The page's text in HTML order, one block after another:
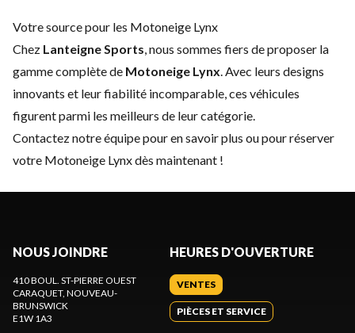
Votre source pour les Motoneige Lynx
Chez Lanteigne Sports , nous sommes fiers de proposer la
gamme complète de Motoneige Lynx . Avec leurs designs
innovants et leur fiabilité incomparable, ces véhicules
figurent parmi les meilleurs de leur catégorie.
Contactez notre équipepour en savoir plus ou pour réserver
votre Motoneige Lynx dès maintenant !
NOUS JOINDRE
410 BOUL. ST-PIERRE OUEST
CARAQUET, NOUVEAU-
BRUNSWICK
E1W 1A3
HEURES D'OUVERTURE
VENTES
PIÈCES ET SERVICE